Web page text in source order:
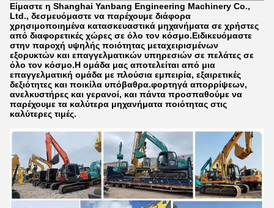
Είμαστε η Shanghai Yanbang Engineering Machinery Co.,
Ltd., δεσμευόμαστε να παρέχουμε διάφορα
χρησιμοποιημένα κατασκευαστικά μηχανήματα σε χρήστες
από διαφορετικές χώρες σε όλο τον κόσμο.Ειδικευόμαστε
στην παροχή υψηλής ποιότητας μεταχειρισμένων
εξορυκτών και επαγγελματικών υπηρεσιών σε πελάτες σε
όλο τον κόσμο.Η ομάδα μας αποτελείται από μια
επαγγελματική ομάδα με πλούσια εμπειρία, εξαιρετικές
δεξιότητες και ποικίλα υπόβαθρα.φορτηγά απορρίψεων,
ανελκυστήρες και γερανοί, και πάντα προσπαθούμε να
παρέχουμε τα καλύτερα μηχανήματα ποιότητας στις
καλύτερες τιμές.